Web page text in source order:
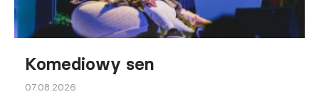
Komediowy sen
07.08.2026